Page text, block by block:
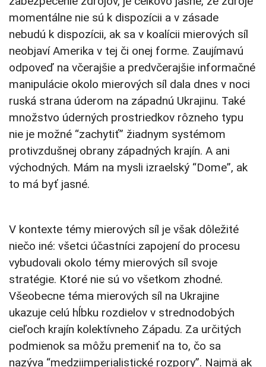
momentálne nie sú k dispozícii a v zásade
nebudú k dispozícii, ak sa v koalícii mierových síl
neobjaví Amerika v tej či onej forme. Zaujímavú
odpoveď na včerajšie a predvčerajšie informačné
manipulácie okolo mierových síl dala dnes v noci
ruská strana úderom na západnú Ukrajinu. Také
množstvo úderných prostriedkov rôzneho typu
nie je možné “zachytiť” žiadnym systémom
protivzdušnej obrany západných krajín. A ani
východných. Mám na mysli izraelský “Dome”, ak
to má byť jasné.
V kontexte témy mierových síl je však dôležité
niečo iné: všetci účastníci zapojení do procesu
vybudovali okolo témy mierových síl svoje
stratégie. Ktoré nie sú vo všetkom zhodné.
Všeobecne téma mierových síl na Ukrajine
ukazuje celú hĺbku rozdielov v strednodobých
cieľoch krajín kolektívneho Západu. Za určitých
podmienok sa môžu premeniť na to, čo sa
nazýva “medziimperialistické rozpory”. Najmä ak